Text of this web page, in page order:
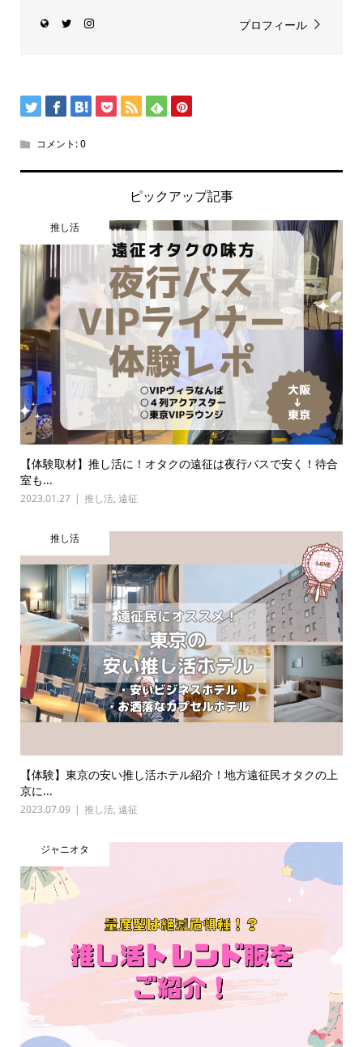
プロフィール
コメント:0
ピックアップ記事
推し活
【体験取材】推し活に！オタクの遠征は夜行バスで安く！待合
室も...
2023.01.27 推し活, 遠征
推し活
【体験】東京の安い推し活ホテル紹介！地方遠征民オタクの上
京に...
2023.07.09 推し活, 遠征
ジャニオタ